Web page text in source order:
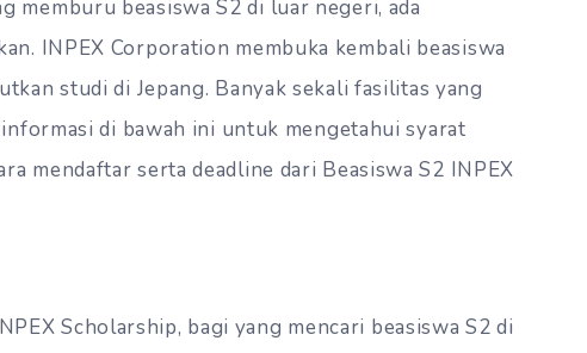
memburu beasiswa S2 di luar negeri, ada
INPEX Corporation membuka kembali beasiswa
studi di Jepang. Banyak sekali fasilitas yang
di bawah ini untuk mengetahui syarat
mendaftar serta deadline dari Beasiswa S2 INPEX
Scholarship, bagi yang mencari beasiswa S2 di